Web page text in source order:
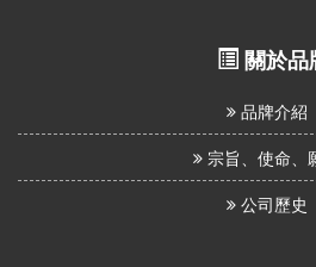
關於品
品牌介紹
宗旨、使命、
公司歷史